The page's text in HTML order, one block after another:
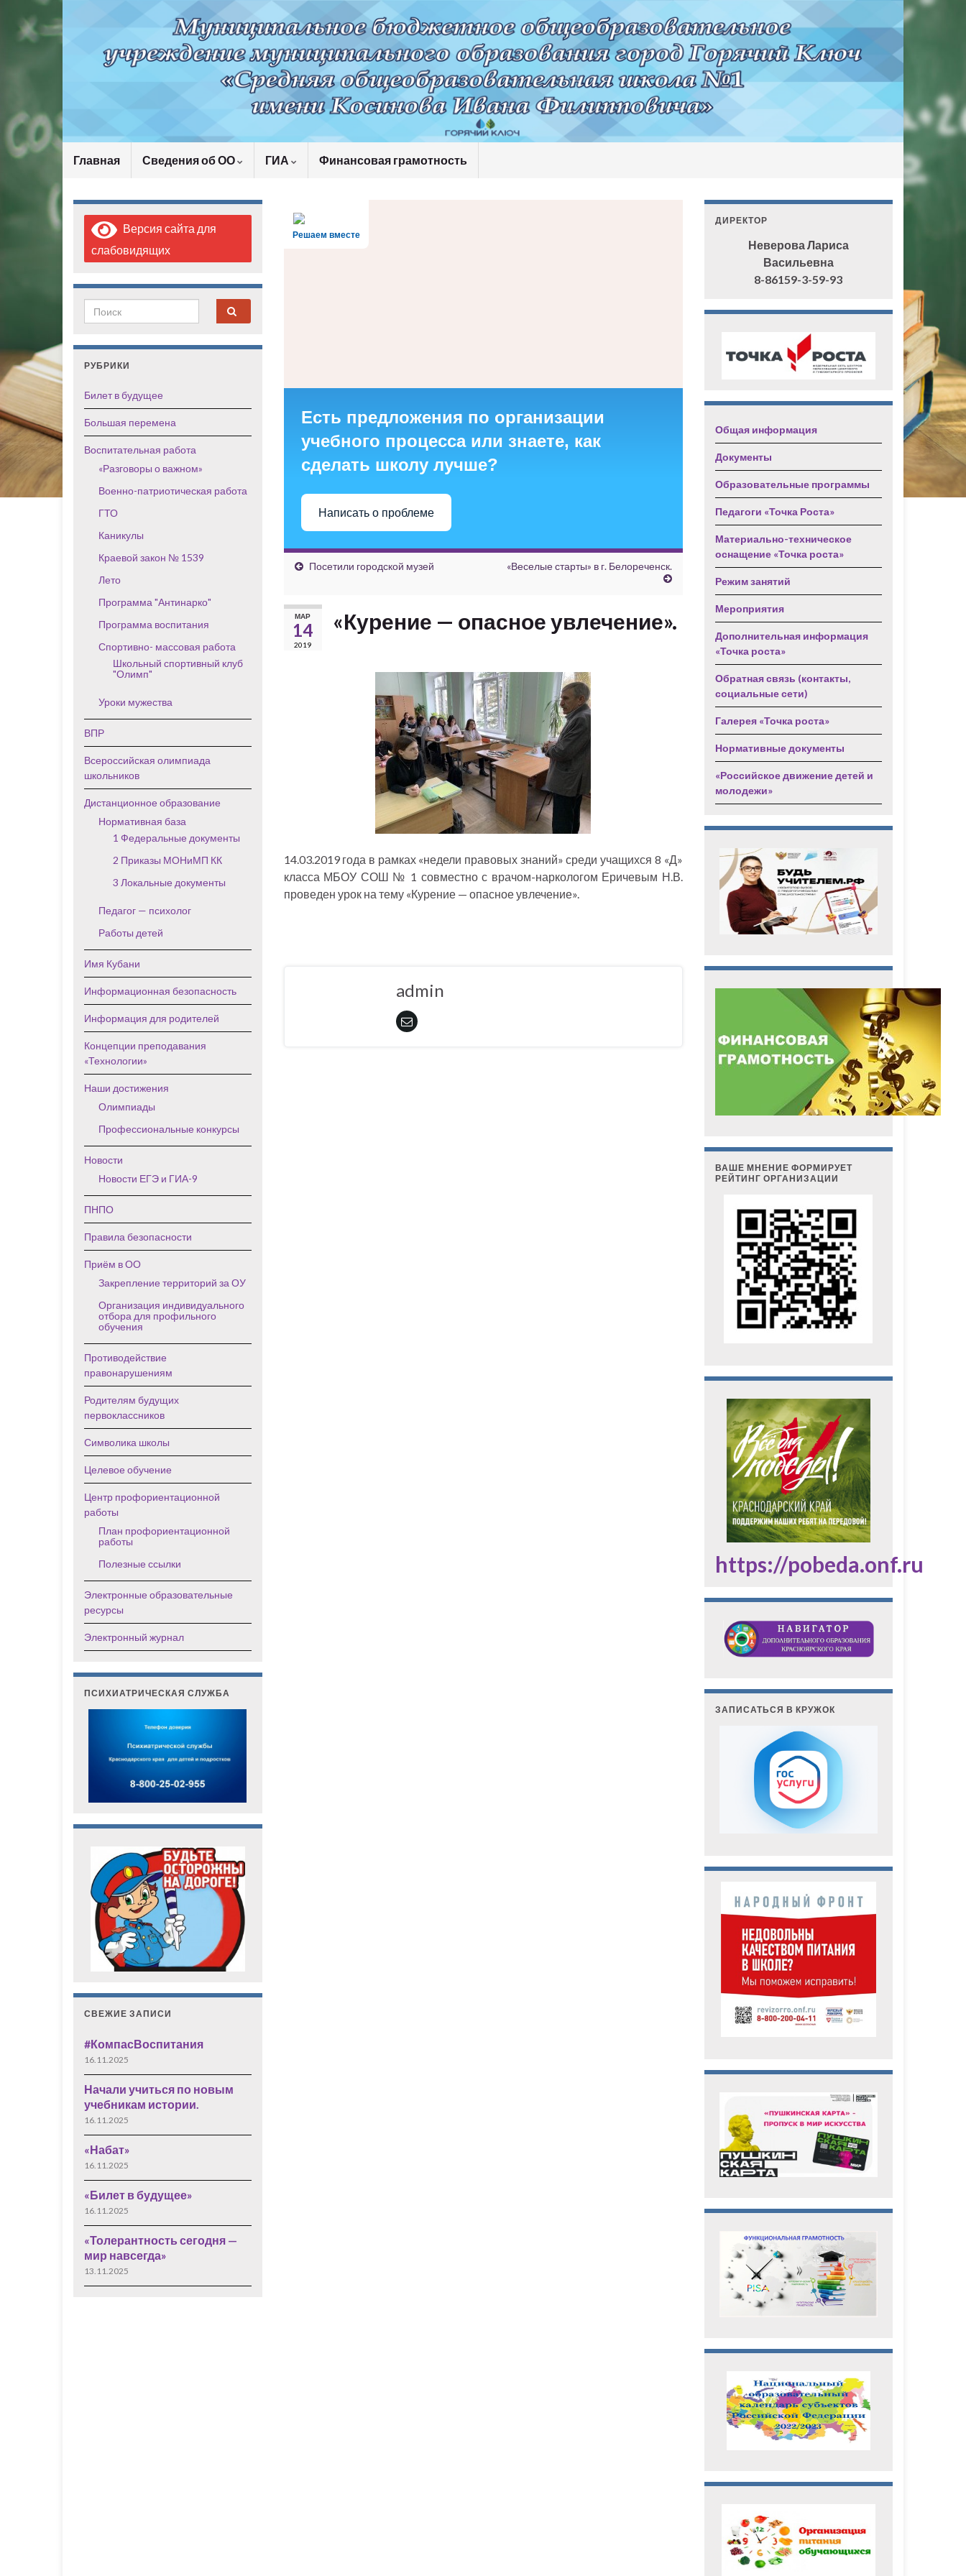
Главная Сведения об ОО ГИА Финансовая грамотность
Решаем вместе
Есть предложения по организации
учебного процесса или знаете, как
сделать школу лучше?
Написать о проблеме
Посетили городской музей «Веселые старты» в г. Белореченск.
МАР
14
2019
«Курение — опасное увлечение».
14.03.2019 года в рамках «недели правовых знаний» среди учащихся 8 «Д»
класса МБОУ СОШ № 1 совместно с врачом-наркологом Еричевым Н.В.
проведен урок на тему «Курение — опасное увлечение».
admin
Версия сайта для
слабовидящих
Search for:
РУБРИКИ
Билет в будущее
Большая перемена
Воспитательная работа
«Разговоры о важном»
Военно-патриотическая работа
ГТО
Каникулы
Краевой закон № 1539
Лето
Программа "Антинарко"
Программа воспитания
Спортивно- массовая работа
Школьный спортивный клуб
"Олимп"
Уроки мужества
ВПР
Всероссийская олимпиада
школьников
Дистанционное образование
Нормативная база
1 Федеральные документы
2 Приказы МОНиМП КК
3 Локальные документы
Педагог — психолог
Работы детей
Имя Кубани
Информационная безопасность
Информация для родителей
Концепции преподавания
«Технологии»
Наши достижения
Олимпиады
Профессиональные конкурсы
Новости
Новости ЕГЭ и ГИА-9
ПНПО
Правила безопасности
Приём в ОО
Закрепление территорий за ОУ
Организация индивидуального
отбора для профильного
обучения
Противодействие
правонарушениям
Родителям будущих
первоклассников
Символика школы
Целевое обучение
Центр профориентационной
работы
План профориентационной
работы
Полезные ссылки
Электронные образовательные
ресурсы
Электронный журнал
ПСИХИАТРИЧЕСКАЯ СЛУЖБА
СВЕЖИЕ ЗАПИСИ
#КомпасВоспитания
16.11.2025
Начали учиться по новым
учебникам истории.
16.11.2025
«Набат»
16.11.2025
«Билет в будущее»
16.11.2025
«Толерантность сегодня —
мир навсегда»
13.11.2025
ДИРЕКТОР
Неверова Лариса
Васильевна
8-86159-3-59-93
Общая информация
Документы
Образовательные программы
Педагоги «Точка Роста»
Материально-техническое
оснащение «Точка роста»
Режим занятий
Мероприятия
Дополнительная информация
«Точка роста»
Обратная связь (контакты,
социальные сети)
Галерея «Точка роста»
Нормативные документы
«Российское движение детей и
молодежи»
ВАШЕ МНЕНИЕ ФОРМИРУЕТ
РЕЙТИНГ ОРГАНИЗАЦИИ
https://pobeda.onf.ru
ЗАПИСАТЬСЯ В КРУЖОК